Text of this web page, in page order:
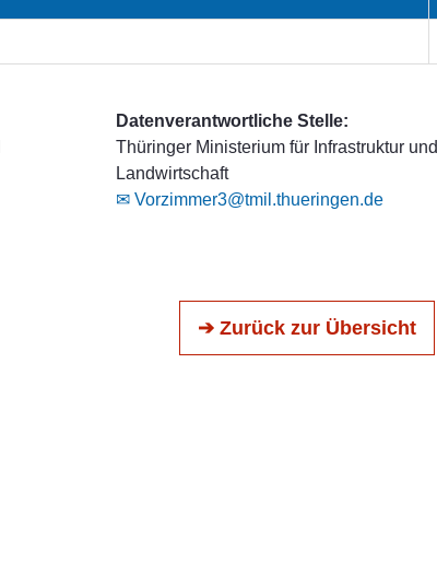
Datenverantwortliche Stelle:
Thüringer Ministerium für Infrastruktur und
Landwirtschaft
✉ Vorzimmer3@tmil.thueringen.de
➔ Zurück zur Übersicht